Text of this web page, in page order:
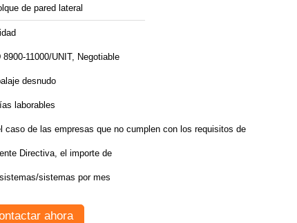
de pared lateral
8900-11000/UNIT, Negotiable
desnudo
laborables
caso de las empresas que no cumplen con los requisitos de la
Directiva, el importe de
sistemas por mes
ahora